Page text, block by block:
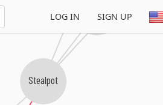
LOG IN SIGN UP
Stealpot
Robotobibok